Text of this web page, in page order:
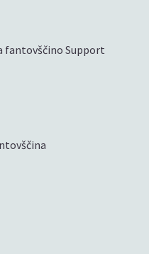
fantovščino Support